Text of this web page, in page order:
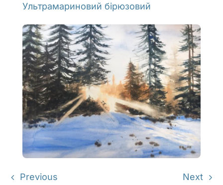
Ультрамариновий бірюзовий
Previous Next